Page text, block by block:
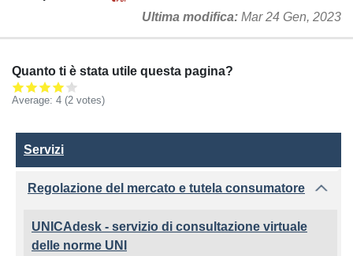
Ultima modifica Mar 24 Gen, 2023
Quanto ti è stata utile questa pagina?
Average: 4 (2 votes)
Servizi
Servizi
Regolazione del mercato e tutela consumatore
UNICAdesk - servizio di consultazione virtuale
delle norme UNI